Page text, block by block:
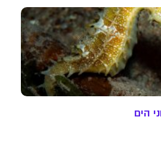
הים